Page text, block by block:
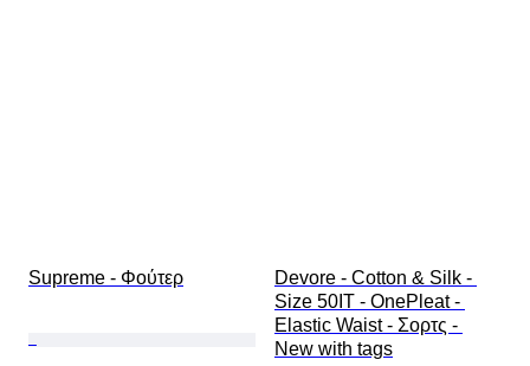
Supreme - Φούτερ
Devore - Cotton & Silk -
Size 50IT - OnePleat -
Elastic Waist - Σορτς -
New with tags